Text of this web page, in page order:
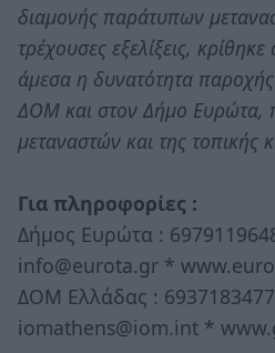
διαμονής παράτυπων
τρέχουσες εξελίξεις,
άμεσα η δυνατότητα
ΔΟΜ και στον Δήμο Ευρώτα,
μεταναστών και της τοπικής
Για πληροφορίες :
Δήμος Ευρώτα :
info@eurota.gr *
ΔΟΜ Ελλάδας :
iomathens@iom.int *